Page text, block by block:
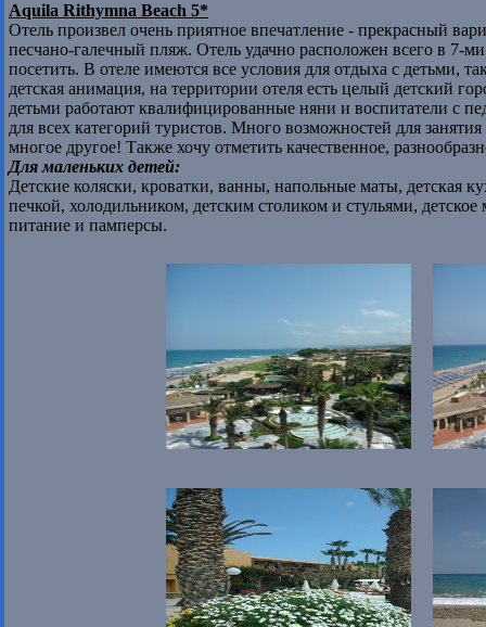
Aquila Rithymna Beach 5*
Отель произвел очень приятное впечатление - прекрасный
песчано-галечный пляж. Отель удачно расположен всего в 7-
посетить. В отеле имеются все условия для отдыха с детьми,
детская анимация, на территории отеля есть целый детский
детьми работают квалифицированные няни и воспитатели с
для всех категорий туристов. Много возможностей для
многое другое! Также хочу отметить качественное,
Для маленьких детей:
Детские коляски, кроватки, ванны, напольные маты, детская
печкой, холодильником, детским столиком и стульями,
питание и памперсы.